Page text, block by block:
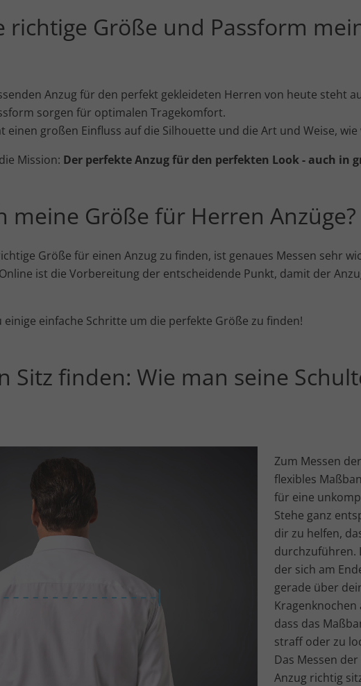
richtige Größe und Passform
Anzug für den perfekt gekleideten Herren von heute steht
sorgen für optimalen Tragekomfort.
einen großen Einfluss auf die Silhouette und die Art und Weise,
Mission: Der perfekte Anzug für den perfekten Look - auch in
meine Größe für Herren Anzüge?
Größe für einen Anzug zu finden, ist genaues Messen sehr
ist die Vorbereitung der entscheidende Punkt, damit der
einfache Schritte um die perfekte Größe zu finden!
Sitz finden: Wie man seine
Zum Messen
flexibles
für eine
Stehe ganz
dir zu helfen,
durchzuführen.
der sich am
gerade über
Kragenknochen
dass das
straff oder zu
Das Messen
Anzug richtig